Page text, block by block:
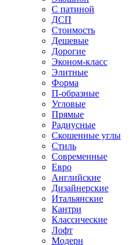
С патиной
ДСП
Стоимость
Дешевые
Дорогие
Эконом-класс
Элитные
Форма
П-образные
Угловые
Прямые
Радиусные
Скошенные углы
Стиль
Современные
Евро
Английские
Дизайнерские
Итальянские
Кантри
Классические
Лофт
Модерн